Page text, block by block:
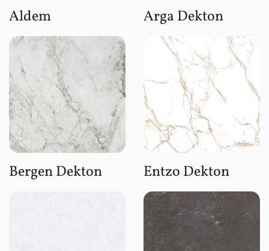
Aldem Arga Dekton
Bergen Dekton Entzo Dekton